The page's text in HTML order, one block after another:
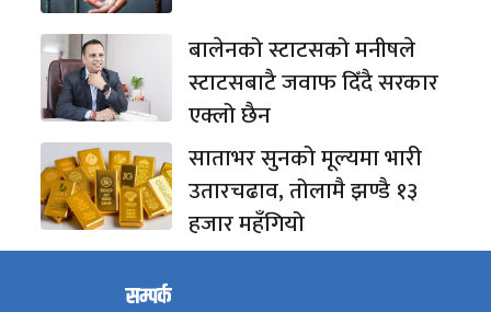
बालेनको स्टाटसको मनीषले
स्टाटसबाटै जवाफ दिँदै सरकार
एक्लो छैन
साताभर सुनको मूल्यमा भारी
उतारचढाव, तोलामै झण्डै १३
हजार महँगियो
सम्पर्क